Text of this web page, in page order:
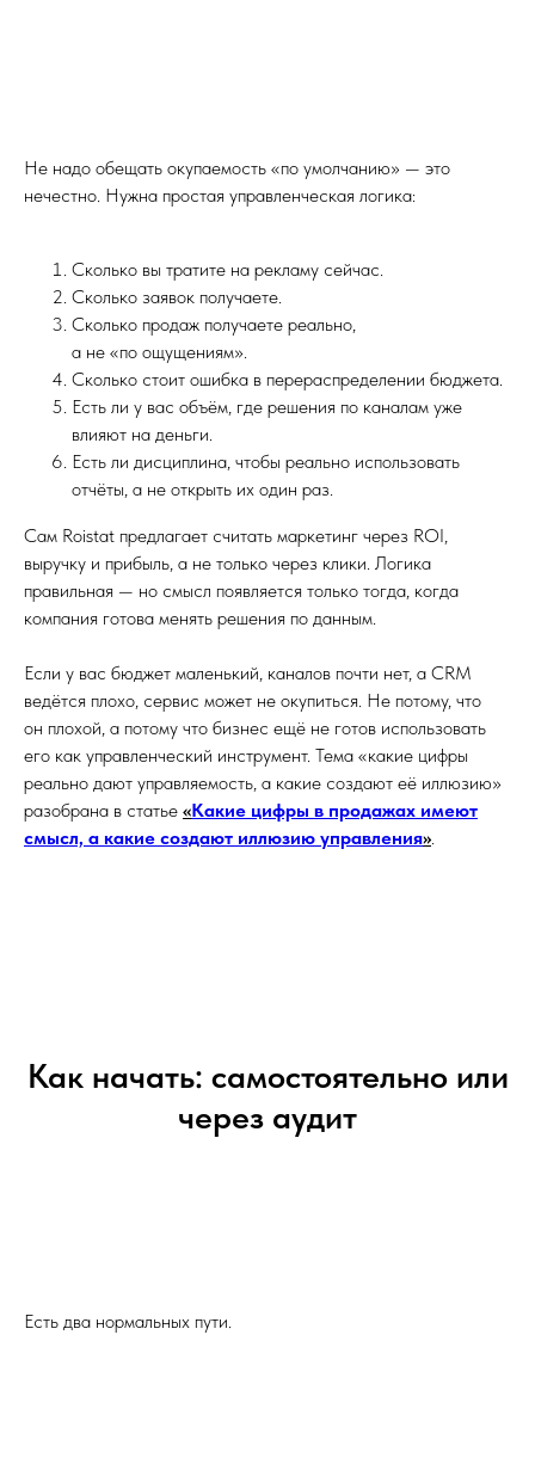
Не надо обещать окупаемость «по умолчанию» — это
нечестно. Нужна простая управленческая логика:
Сколько вы тратите на рекламу сейчас.
Сколько заявок получаете.
Сколько продаж получаете реально,
а не «по ощущениям».
Сколько стоит ошибка в перераспределении бюджета.
Есть ли у вас объём, где решения по каналам уже
влияют на деньги.
Есть ли дисциплина, чтобы реально использовать
отчёты, а не открыть их один раз.
Сам Roistat предлагает считать маркетинг через ROI,
выручку и прибыль, а не только через клики. Логика
правильная — но смысл появляется только тогда, когда
компания готова менять решения по данным.
Если у вас бюджет маленький, каналов почти нет, а CRM
ведётся плохо, сервис может не окупиться. Не потому, что
он плохой, а потому что бизнес ещё не готов использовать
его как управленческий инструмент. Тема «какие цифры
реально дают управляемость, а какие создают её иллюзию»
разобрана в статье «Какие цифры в продажах имеют
смысл, а какие создают иллюзию управления»
Как начать: самостоятельно или
через аудит
Есть два нормальных пути.